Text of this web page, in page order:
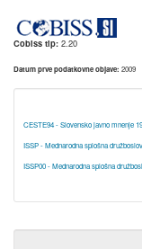
Cobiss tip: 2.20
Datum prve podatkovne objave: 2009
CESTE94 - Slovensko javno mnenje
ISSP - Mednarodna splošna
ISSP00 - Mednarodna splošna